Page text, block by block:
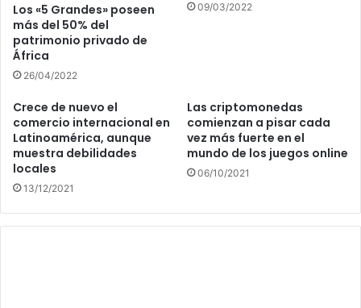
Los «5 Grandes» poseen
más del 50% del
patrimonio privado de
África
26/04/2022
09/03/2022
Crece de nuevo el
comercio internacional en
Latinoamérica, aunque
muestra debilidades
locales
13/12/2021
Las criptomonedas
comienzan a pisar cada
vez más fuerte en el
mundo de los juegos online
06/10/2021